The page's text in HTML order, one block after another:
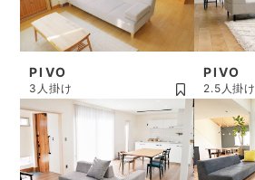
PIVO
3人掛け
PIVO
2.5人掛け